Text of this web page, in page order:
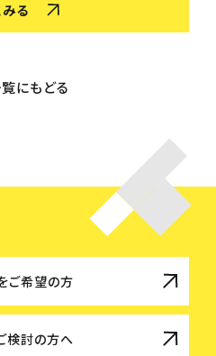
みる
にもどる
ご希望の方
検討の方へ